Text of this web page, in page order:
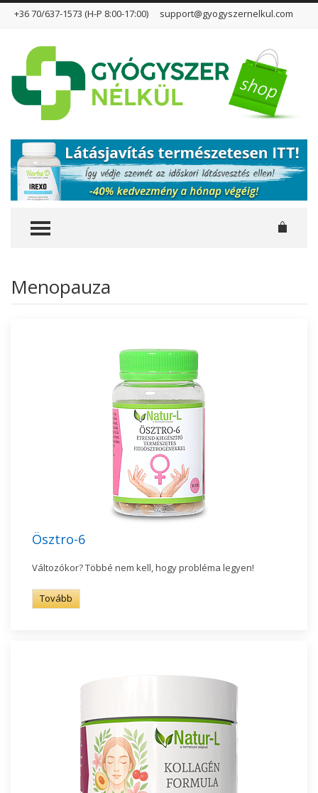
+36 70/637-1573 (H-P 8:00-17:00) support@gyogyszernelkul.com
TOGGLE MENU
Menopauza
Ösztro-6
Változókor? Többé nem kell, hogy probléma legyen!
Tovább